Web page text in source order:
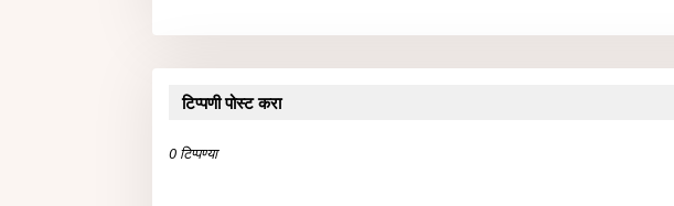
टिप्पणी पोस्ट करा
0 टिप्पण्या